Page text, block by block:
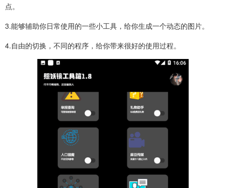
点。
3.能够辅助你日常使用的一些小工具，给你生成一个动态的图片。
4.自由的切换，不同的程序，给你带来很好的使用过程。